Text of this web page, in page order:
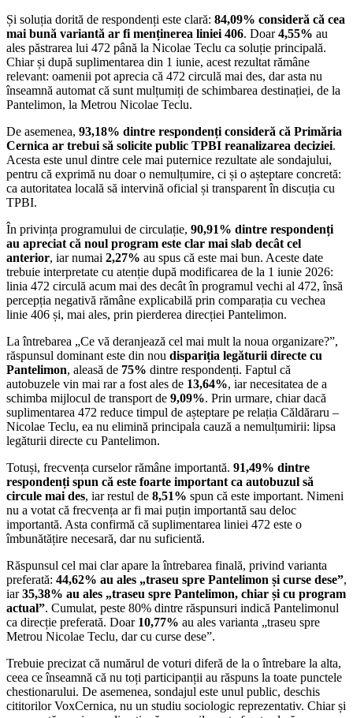
Și soluția dorită de respondenți este clară: 84,09% consideră că cea
mai bună variantă ar fi menținerea liniei 406. Doar4,55% au
ales păstrarea lui 472 până la Nicolae Teclu ca soluție principală.
Chiar și după suplimentarea din 1 iunie, acest rezultat rămâne
relevant: oamenii pot aprecia că 472 circulă mai des, dar asta nu
înseamnă automat că sunt mulțumiți de schimbarea destinației, de la
Pantelimon, la Metrou Nicolae Teclu.
De asemenea, 93,18% dintre respondenți consideră că Primăria
Cernica ar trebui să solicite public TPBI reanalizarea deciziei.
Acesta este unul dintre cele mai puternice rezultate ale sondajului,
pentru că exprimă nu doar o nemulțumire, ci și o așteptare concretă:
ca autoritatea locală să intervină oficial și transparent în discuția cu
TPBI.
În privința programului de circulație, 90,91% dintre respondenți
au apreciat că noul program este clar mai slab decât cel
anterior, iar numai 2,27% au spus că este mai bun. Aceste date
trebuie interpretate cu atenție după modificarea de la 1 iunie 2026:
linia 472 circulă acum mai des decât în programul vechi al 472, însă
percepția negativă rămâne explicabilă prin comparația cu vechea
linie 406 și, mai ales, prin pierderea direcției Pantelimon.
La întrebarea „Ce vă deranjează cel mai mult la noua organizare?”,
răspunsul dominant este din nou dispariția legăturii directe cu
Pantelimon, aleasă de 75% dintre respondenți. Faptul că
autobuzele vin mai rar a fost ales de 13,64%, iar necesitatea de a
schimba mijlocul de transport de 9,09%. Prin urmare, chiar dacă
suplimentarea 472 reduce timpul de așteptare pe relația Căldăraru –
Nicolae Teclu, ea nu elimină principala cauză a nemulțumirii: lipsa
legăturii directe cu Pantelimon.
Totuși, frecvența curselor rămâne importantă. 91,49% dintre
respondenți spun că este foarte important ca autobuzul să
circule mai des, iar restul de 8,51% spun că este important. Nimeni
nu a votat că frecvența ar fi mai puțin importantă sau deloc
importantă. Asta confirmă că suplimentarea liniei 472 este o
îmbunătățire necesară, dar nu suficientă.
Răspunsul cel mai clar apare la întrebarea finală, privind varianta
preferată: 44,62% au ales „traseu spre Pantelimon și curse dese”,
iar35,38% au ales „traseu spre Pantelimon, chiar și cu program
actual”. Cumulat, peste 80% dintre răspunsuri indică Pantelimonul
ca direcție preferată. Doar 10,77% au ales varianta „traseu spre
Metrou Nicolae Teclu, dar cu curse dese”.
Trebuie precizat că numărul de voturi diferă de la o întrebare la alta,
ceea ce înseamnă că nu toți participanții au răspuns la toate punctele
chestionarului. De asemenea, sondajul este unul public, deschis
cititorilor VoxCernica, nu un studiu sociologic reprezentativ. Chiar și